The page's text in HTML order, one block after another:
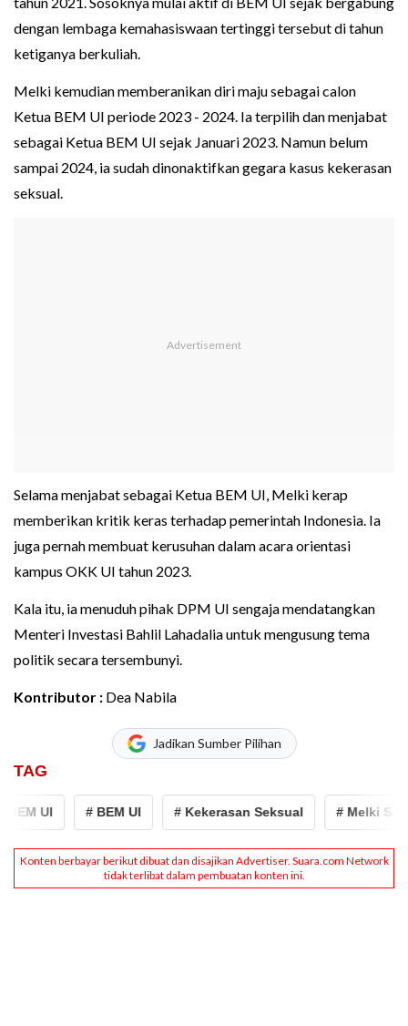
dengan lembaga kemahasiswaan tertinggi tersebut di tahun
ketiganya berkuliah.
Melki kemudian memberanikan diri maju sebagai calon
Ketua BEM UI periode 2023 - 2024. Ia terpilih dan menjabat
sebagai Ketua BEM UI sejak Januari 2023. Namun belum
sampai 2024, ia sudah dinonaktifkan gegara kasus kekerasan
seksual.
Selama menjabat sebagai Ketua BEM UI, Melki kerap
memberikan kritik keras terhadap pemerintah Indonesia. Ia
juga pernah membuat kerusuhan dalam acara orientasi
kampus OKK UI tahun 2023.
Kala itu, ia menuduh pihak DPM UI sengaja mendatangkan
Menteri Investasi Bahlil Lahadalia untuk mengusung tema
politik secara tersembunyi.
Kontributor : Dea Nabila
Jadikan Sumber Pilihan
TAG
UI # BEM UI # Kekerasan Seksual # Melki Sedek